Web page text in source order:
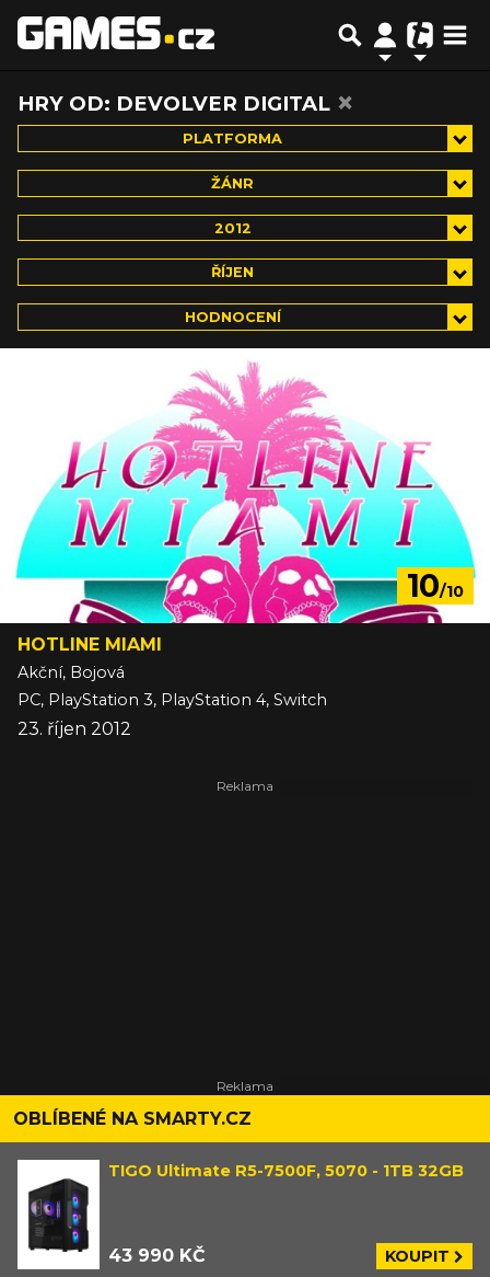
HRY OD: DEVOLVER DIGITAL ×
PLATFORMA
ŽÁNR
2012
ŘÍJEN
HODNOCENÍ
10/10
HOTLINE MIAMI
Akční, Bojová
PC, PlayStation 3, PlayStation 4, Switch
23. říjen 2012
OBLÍBENÉ NA SMARTY.CZ
TIGO Ultimate R5-7500F, 5070 - 1TB 32GB
43 990 KČ KOUPIT